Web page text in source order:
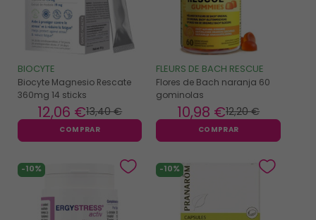
BIOCYTE
Biocyte Magnesio Rescate
360mg 14 sticks
13,40 €
12,06 €
COMPRAR
FLEURS DE BACH RESCUE
Flores de Bach naranja 60
gominolas
12,20 €
10,98 €
COMPRAR
-10% -10%